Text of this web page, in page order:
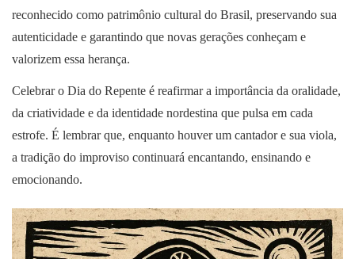
reconhecido como patrimônio cultural do Brasil, preservando sua
autenticidade e garantindo que novas gerações conheçam e
valorizem essa herança.
Celebrar o Dia do Repente é reafirmar a importância da oralidade,
da criatividade e da identidade nordestina que pulsa em cada
estrofe. É lembrar que, enquanto houver um cantador e sua viola,
a tradição do improviso continuará encantando, ensinando e
emocionando.